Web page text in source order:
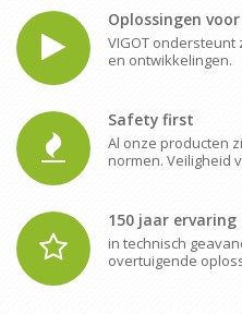
Oplossingen
VIGOT
en ontwikkelingen.
Safety first
Al onze producten
normen. Veiligheid
150 jaar ervaring
in technisch
overtuigende